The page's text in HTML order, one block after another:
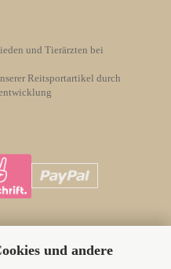
und andere
und Tierärzten bei
Reitsportartikel durch